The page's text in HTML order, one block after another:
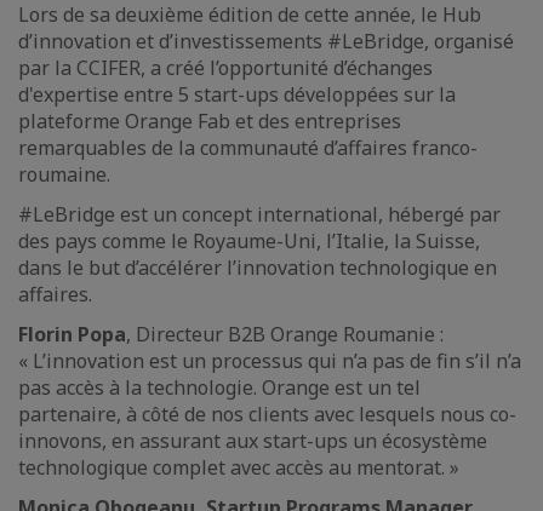
Lors de sa deuxième édition de cette année, le Hub
d’innovation et d’investissements #LeBridge, organisé
par la CCIFER, a créé l’opportunité d’échanges
d'expertise entre 5 start-ups développées sur la
plateforme Orange Fab et des entreprises
remarquables de la communauté d’affaires franco-
roumaine.
#LeBridge est un concept international, hébergé par
des pays comme le Royaume-Uni, l’Italie, la Suisse,
dans le but d’accélérer l’innovation technologique en
affaires.
Florin Popa, Directeur B2B Orange Roumanie :
« L’innovation est un processus qui n’a pas de fin s’il n’a
pas accès à la technologie. Orange est un tel
partenaire, à côté de nos clients avec lesquels nous co-
innovons, en assurant aux start-ups un écosystème
technologique complet avec accès au mentorat. »